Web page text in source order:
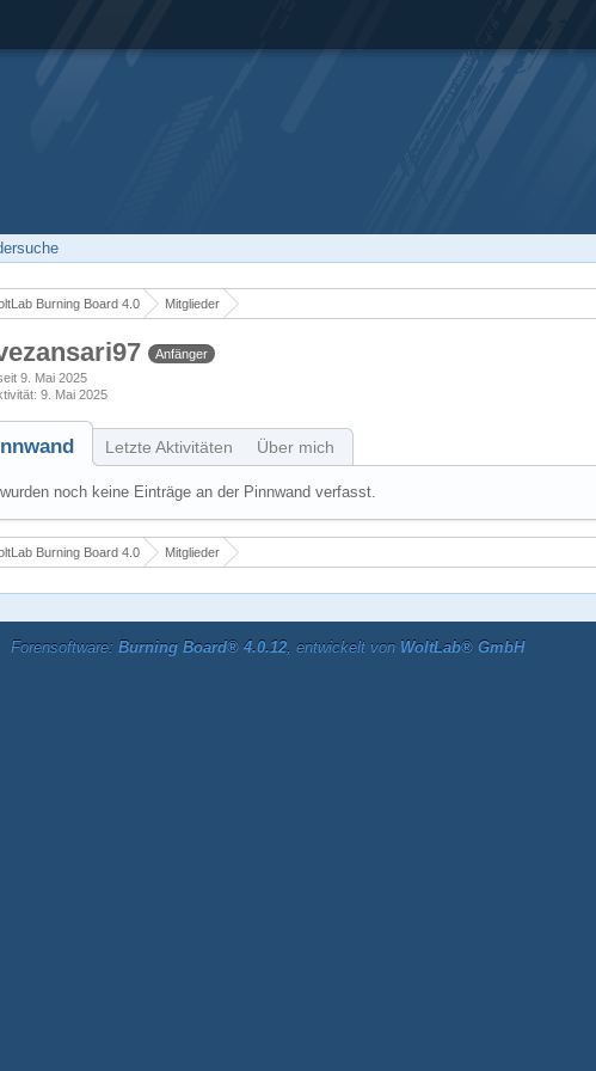
Burning Board 4.0 Mitglieder
Anfänger
9. Mai 2025
9. Mai 2025
Letzte Aktivitäten Über mich
noch keine Einträge an der Pinnwand verfasst.
Burning Board 4.0 Mitglieder
Forensoftware: Burning Board® 4.0.12, entwickelt von WoltLab® GmbH